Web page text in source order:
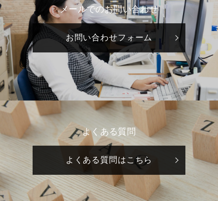
メールでのお問い合わせ
お問い合わせフォーム
よくある質問
よくある質問はこちら